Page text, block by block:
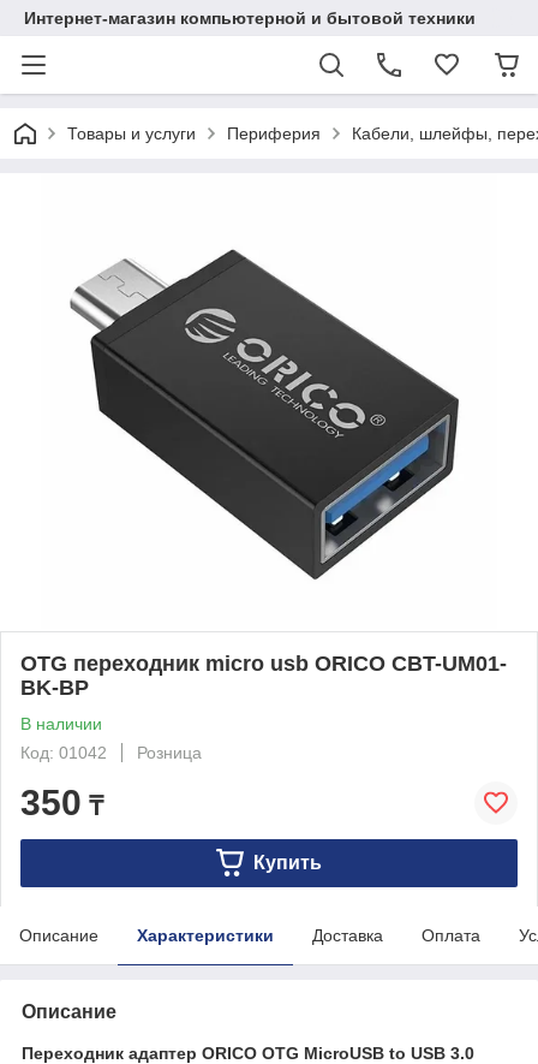
Интернет-магазин компьютерной и бытовой техники
Товары и услуги Периферия Кабели, шлейфы,
OTG переходник micro usb ORICO CBT-UM01-
BK-BP
В наличии
Код: 01042
Розница
350 ₸
Купить
Описание Характеристики Доставка Оплата
Описание
Переходник адаптер ORICO OTG MicroUSB to USB 3.0